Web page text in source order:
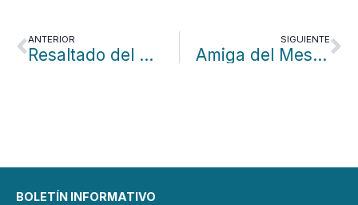
ANTERIOR
Resaltado del Patrocinador: Francinelee Hand
SIGUIENTE
Amiga del Mes: Jubi Arriola-Headley
BOLETÍN INFORMATIVO